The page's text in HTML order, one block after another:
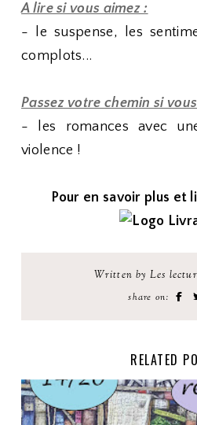
A lire si vous aimez :
- le suspense, les
complots...
Passez votre chemin si
- les romances avec
violence !
Pour en savoir plus et
Written by Les
share on:
RELATED